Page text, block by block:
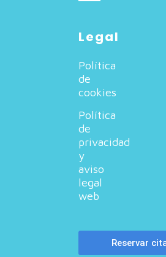
Legal
Política
de
cookies
Política
de
privacidad
y
aviso
legal
web